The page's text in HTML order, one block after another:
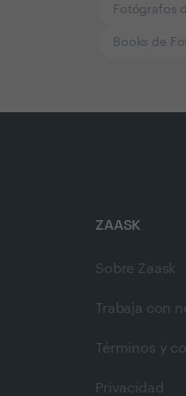
Fotógrafos
Books de
ZAASK
Sobre Zaask
Trabaja con
Términos y
Privacidad